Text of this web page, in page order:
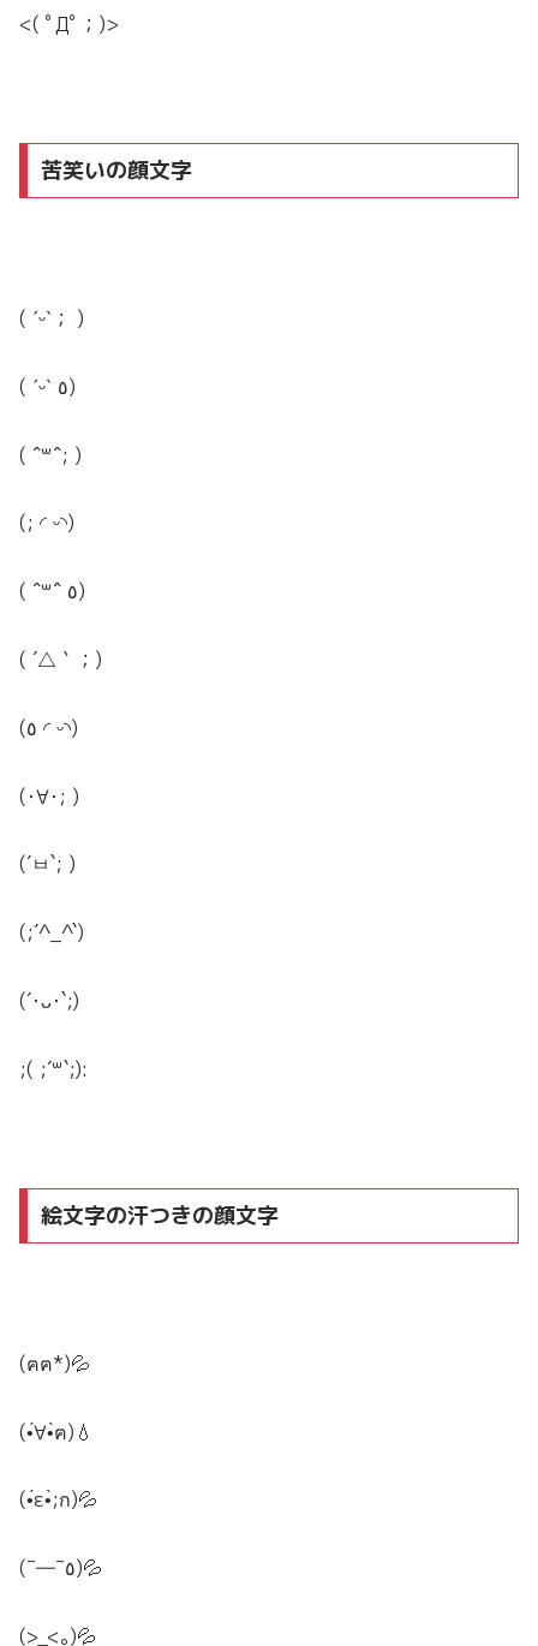
<( ﾟДﾟ；)>
苦笑いの顔文字
( ˊᵕˋ； )
( ˊᵕˋ ٥)
( ˆ꒳ˆ; )
(; ◜ ᵕ◝)
( ˆ꒳ˆ ٥)
( ´△｀；)
(٥ ◜ ᵕ◝)
(･∀･; )
(´ㅂ`; )
(;´^_^`)
(´･ᴗ･`;)
;( ;´꒳`;):
絵文字の汗つきの顔文字
(ฅฅ*)💦
(•́∀•̀ฅ)💧
(•́ε•̀;ก)💦
(¯―¯٥)💦
(>_<｡)💦